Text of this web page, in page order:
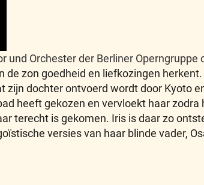
und Orchester der Berliner Operngruppe
zon goedheid en liefkozingen
dochter ontvoerd wordt door Kyoto
heeft gekozen en vervloekt haar zodra
terecht is gekomen. Iris is daar zo
versies van haar blinde vader,